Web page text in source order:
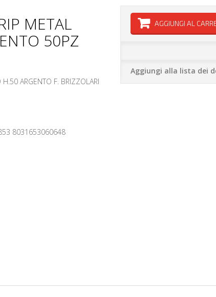
METAL
50PZ
H.50 ARGENTO F. BRIZZOLARI
8031653060648
AGGIUNGI AL
Aggiungi alla lista dei